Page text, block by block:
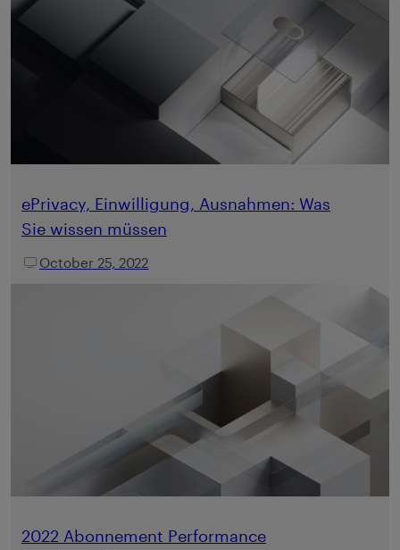
ePrivacy, Einwilligung, Ausnahmen: Was
Sie wissen müssen
October 25, 2022
2022 Abonnement Performance